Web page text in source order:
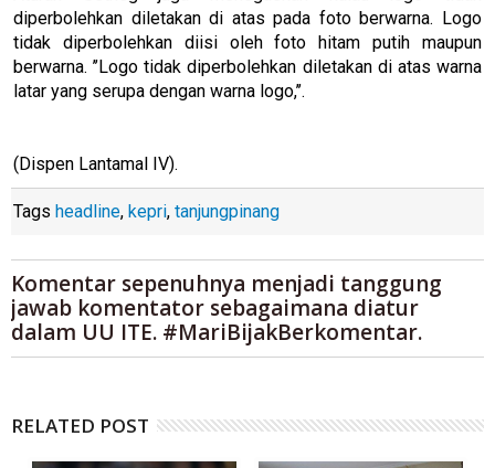
diperbolehkan diletakan di atas pada foto berwarna. Logo
tidak diperbolehkan diisi oleh foto hitam putih maupun
berwarna. ’’Logo tidak diperbolehkan diletakan di atas warna
latar yang serupa dengan warna logo,’’.
(Dispen Lantamal IV).
Tags headline, kepri, tanjungpinang
Komentar sepenuhnya menjadi tanggung
jawab komentator sebagaimana diatur
dalam UU ITE. #MariBijakBerkomentar.
RELATED POST